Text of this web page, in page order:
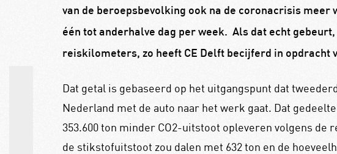
van de beroepsbevolking ook na de coronacrisis meer
één tot anderhalve dag per week. Als dat echt
reiskilometers, zo heeft CE Delft becijferd in opdracht
Dat getal is gebaseerd op het uitgangspunt dat
Nederland met de auto naar het werk gaat. Dat
353.600 ton minder CO2-uitstoot opleveren volgens de
de stikstofuitstoot zou dalen met 632 ton en de